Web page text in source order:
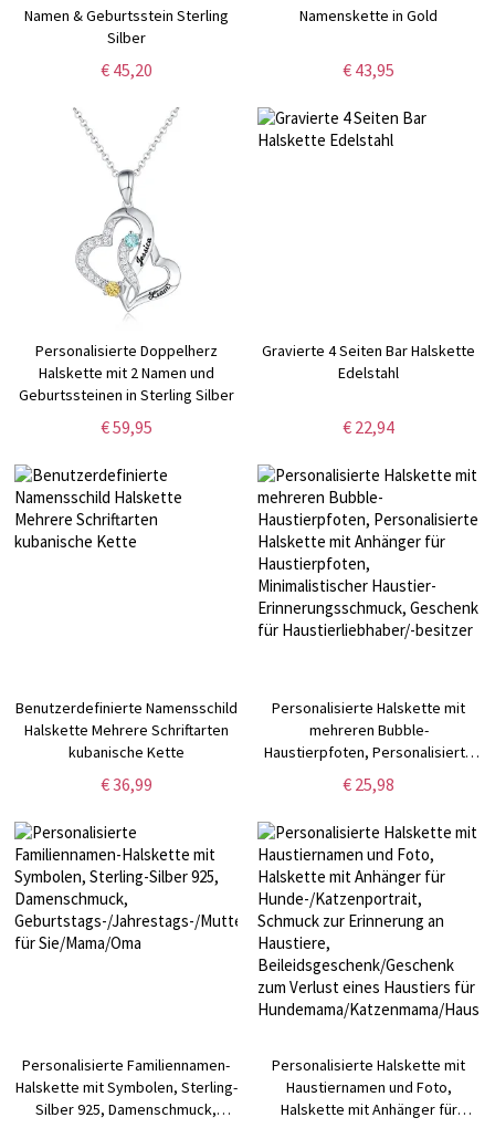
Namen & Geburtsstein Sterling
Silber
€ 45,20
Namenskette in Gold
€ 43,95
Personalisierte Doppelherz
Halskette mit 2 Namen und
Geburtssteinen in Sterling Silber
€ 59,95
Gravierte 4 Seiten Bar Halskette
Edelstahl
€ 22,94
Benutzerdefinierte Namensschild
Halskette Mehrere Schriftarten
kubanische Kette
€ 36,99
Personalisierte Halskette mit
mehreren Bubble-
Haustierpfoten, Personalisierte
Haustierpfoten, Minimalistischer
Haustier-Erinnerungsschmuck,
Geschenk für Haustierliebhaber/-
besitzer
€ 25,98
Personalisierte Familiennamen-
Halskette mit Symbolen, Sterling-
Silber 925, Damenschmuck,
Personalisierte Halskette mit
Haustiernamen und Foto,
Halskette mit Anhänger für